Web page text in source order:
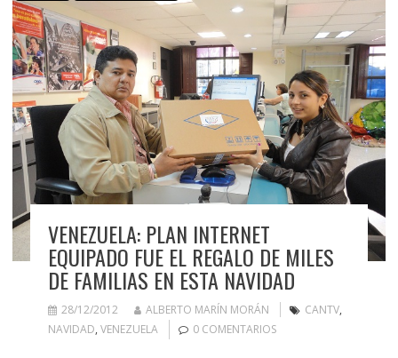
VENEZUELA: PLAN INTERNET
EQUIPADO FUE EL REGALO DE MILES
DE FAMILIAS EN ESTA NAVIDAD
28/12/2012 ALBERTO MARÍN MORÁN CANTV,
NAVIDAD, VENEZUELA 0 COMENTARIOS